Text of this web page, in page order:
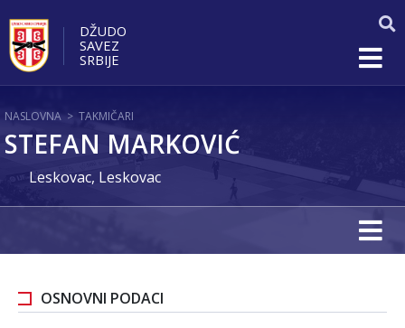
DŽUDO
SAVEZ
SRBIJE
NASLOVNA > TAKMIČARI
STEFAN MARKOVIĆ
Leskovac, Leskovac
OSNOVNI PODACI